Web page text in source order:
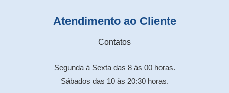
Atendimento ao Cliente
Contatos
Segunda à Sexta das 8 às 00 horas.
Sábados das 10 às 20:30 horas.